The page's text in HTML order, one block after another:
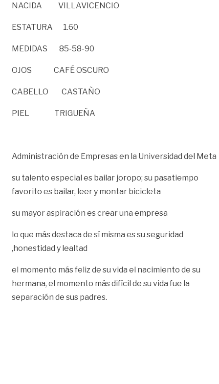
NACIDA VILLAVICENCIO
ESTATURA 1.60
MEDIDAS 85-58-90
OJOS CAFÉ OSCURO
CABELLO CASTAÑO
PIEL TRIGUEÑA
Administración de Empresas en la Universidad del Meta
su talento especial es bailar joropo; su pasatiempo
favorito es bailar, leer y montar bicicleta
su mayor aspiración es crear una empresa
lo que más destaca de sí misma es su seguridad
,honestidad y lealtad
el momento más feliz de su vida el nacimiento de su
hermana, el momento más difícil de su vida fue la
separación de sus padres.